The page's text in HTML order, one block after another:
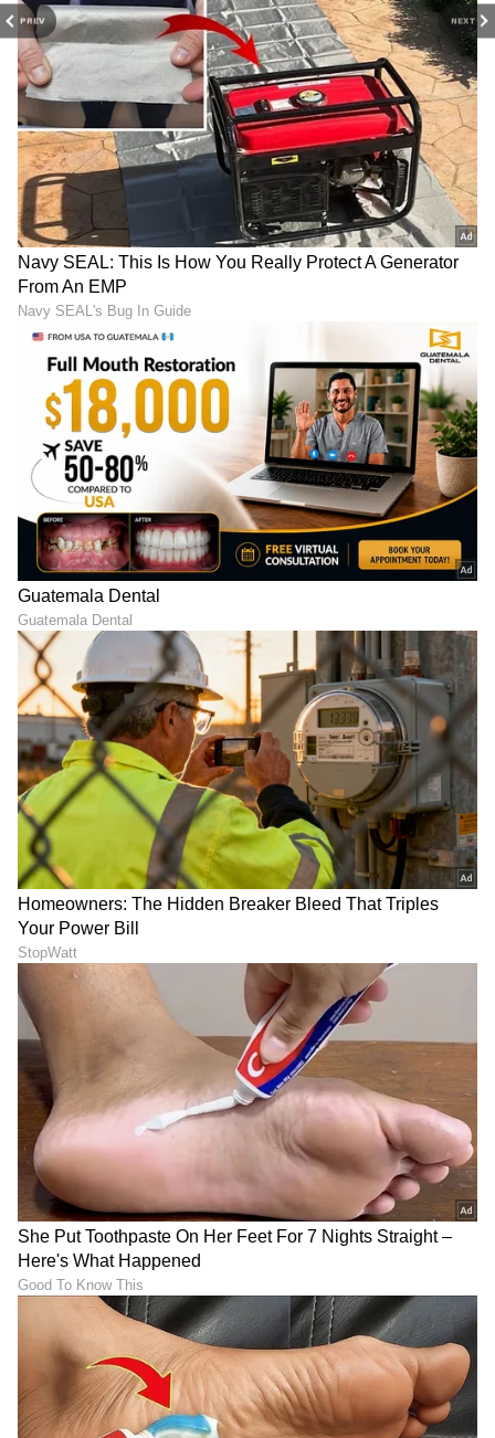
PREV NEXT
Image Credit :Asianet News
ಗದಗ ವಿಧಾನಸಭಾ ಕ್ಷೇತ್ರದಿಂದ ಮೂರು ಬಾರಿ
ಶಾಸಕರಾಗಿರುವ ಎಚ್ ಕೆ ಪಾಟೀಲರು ಆರು ಬಾರಿ ಸಚಿವರಾಗಿ
ಸೇವೆ ಸಲ್ಲಿಸಿದ್ದಾರೆ.. ಅಲ್ದೆ, ಪಶ್ಚಿಮ ಪದವಿಧರರ ಕ್ಷೇತ್ರದಿಂದ
ನಾಲ್ಕು ಬಾರಿ ಆಯ್ಕೆಯಾಗಿದ್ದರು. 40 ವರ್ಷದ ಸುಧೀರ್ಘ
ರಾಜಕೀಯ ಪಯಣದಲ್ಲಿ ಜವಳಿ, ಕಾನೂನು, ಕೃಷಿ, ಜಲ
ಸಂಪನ್ಮೂಲ, ಗ್ರಾಮೀಣಾಭಿವೃದ್ಧಿ ಸಚಿವರಾಗಿ ತನ್ನದೇಯಾದ
ಛಾಪುಮೂಡಿಸಿದ್ದಾರೆ. 'ಹುಲಕೋಟಿಯ ಹುಲಿ' ಅಂತಾನೇ
ಖ್ಯಾತರಾಗಿರೋ ಪಾಟೀಲರಿಗೆ ಈ ಬಾರಿ ಸಚಿವ
ನೀಡದಿರೋದು ಬೆಂಬಲಿಗರ ಅಸಮಾಧಾನಕ್ಕೆ ಕಾರಣವಾಗಿದೆ.
LATEST VIDEOS
ಕರ್ನಾಟಕ, ಭಾರತ (India News) ಮತ್ತು ಜಗತ್ತಿನ
ಕ್ಷಣಕ್ಷಣದ ಕನ್ನಡ ಸುದ್ದಿ (Kannada News)
ಅಪ್ಡೇಟ್‌ಗಳಿಗಾಗಿ ಏಷ್ಯಾನೆಟ್ ಸುವರ್ಣ ನ್ಯೂಸ್‌ ಫಾಲೋ
ಮಾಡಿ. ಬ್ರೇಕಿಂಗ್ ಸುದ್ದಿ (Latest Kannada News),
ವಿಶೇಷ ವರದಿಗಳು ಮತ್ತು ನೇರ ಪ್ರಸಾರಗಳೊಂದಿಗೆ
(kannada news live) ಸಂಪೂರ್ಣ ಮಾಹಿತಿ ಒಂದೇ
ಕ್ಲಿಕ್‌ನಲ್ಲಿ ಲಭ್ಯ. ಏಷ್ಯಾನೆಟ್ ಸುವರ್ಣ ನ್ಯೂಸ್ ಅಧಿಕೃತ
ಆ್ಯಪ್ ಡೌನ್‌ಲೋಡ್ ಮಾಡಿ ಹಾಗು ಎಲ್ಲಾ ಅಪ್‌ಡೇಟ್
ಗಳನ್ನು ಪಡೆಯಿರಿ
ABOUT THE AUTHOR
SK Sathish Kumar KH
ವಿಜಯನಗರ ಜಿಲ್ಲೆ ಕಂದಗಲ್‌ಪುರ ಗ್ರಾಮದವನು ಮೂಲತಃ ಶಿಕ್ಷಕ.
ಆದರೆ, ಆಕರ್ಷಿಸಿದ್ದು ಪತ್ರಿಕೋದ್ಯಮ. ಎಂಟು ವರ್ಷಗಳಿಂದ
ಪ್ರಜಾವಾಣಿ, ವಿಜಯವಾಣಿ ನಂತರ ಇದೀಗ ಏಷ್ಯಾನೆಟ್ ಕನ್ನಡದಲ್ಲಿ
ಕಾರ್ಯನಿರ್ವಹಿಸುತ್ತಿದ್ದೇನೆ. ಕರ್ನಾಟಕ ರಾಜಕಾರಣ ನೆಚ್ಚಿನ ಕ್ಷೇತ್ರ.
ಡಿಜಿಟಲ್ ಮಾಧ್ಯಮಕ್ಕನುಗುಣವಾಗಿ ಶಿಕ್ಷಣ, ಆರೋಗ್ಯ, ಸಿನಿಮಾ
ಸುದ್ದಿಗಳನ್ನೂ ಬರೆಯುತ್ತೇನೆ. ಕ್ರಿಕೆಟ್, ಕೃಷಿ ಇಷ್ಟ. ಓದು ನೆಚ್ಚಿನ
ಹವ್ಯಾಸ.
ಕರ್ನಾಟಕ ರಾಜಕೀಯ ಹೆಚ್. ಕೆ. ಪಾಟೀಲ